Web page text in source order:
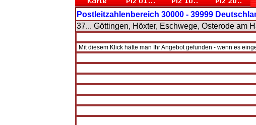
Postleitzahlenbereich 30000 - 39999
37... Göttingen, Höxter, Eschwege, Osterode am
Mit diesem Klick hätte man Ihr Angebot gefunden - wenn es